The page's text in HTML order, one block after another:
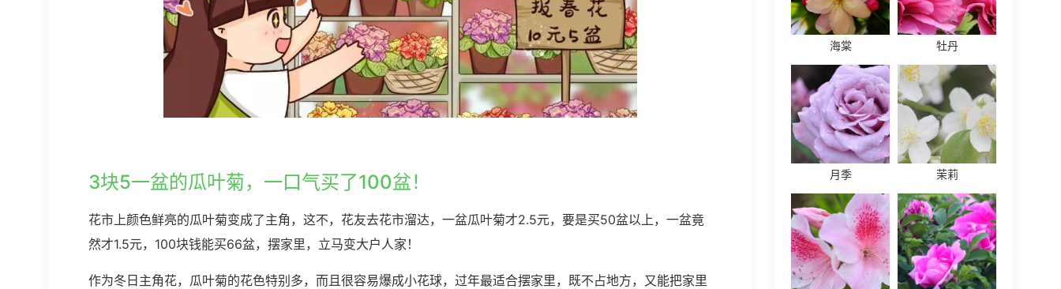
3块5一盆的瓜叶菊，一口气买了100盆！
花市上颜色鲜亮的瓜叶菊变成了主角，这不，花友去花市溜达，一盆瓜叶菊才2.5元，要是买50盆以上，一盆竟
然才1.5元，100块钱能买66盆，摆家里，立马变大户人家！
作为冬日主角花，瓜叶菊的花色特别多，而且很容易爆成小花球，过年最适合摆家里，既不占地方，又能把家里
海棠 牡丹
月季 茉莉